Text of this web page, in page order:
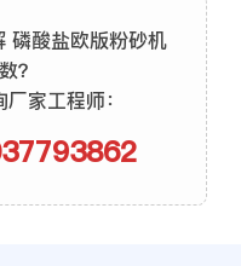
磷酸盐欧版粉砂机
？
家工程师：